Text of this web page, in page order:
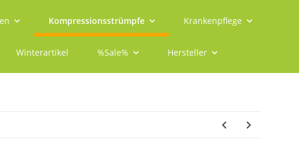
Kompressionsstrümpfe Krankenpflege
Winterartikel %Sale% Hersteller